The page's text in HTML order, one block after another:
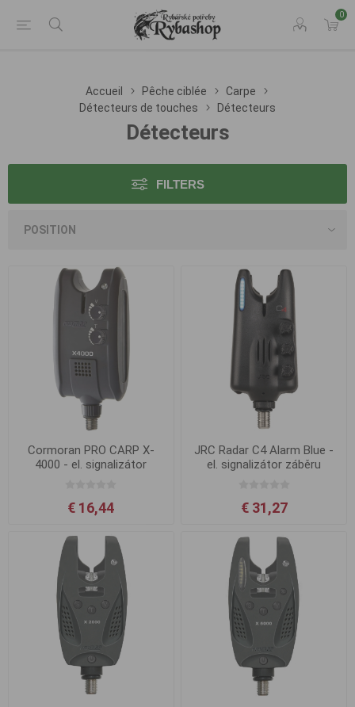
0
Accueil Pêche ciblée
Carpe
Détecteurs de touches
Détecteurs
Détecteurs
FILTERS
Cormoran PRO CARP X-
4000 - el. signalizátor
€ 16,44
JRC Radar C4 Alarm Blue -
el. signalizátor záběru
€ 31,27